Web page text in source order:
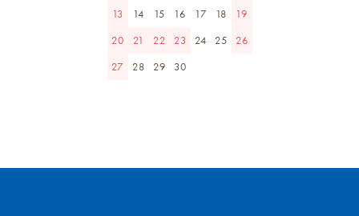
13 14 15 16 17 18
19
20
21 22 23 24 25
26
27
28 29 30